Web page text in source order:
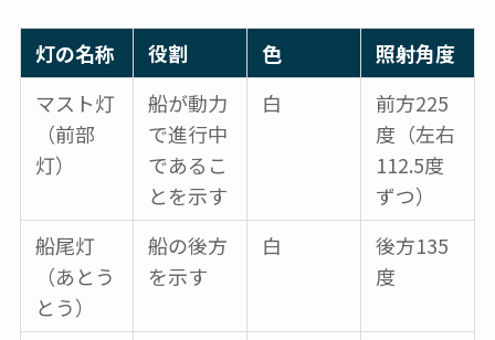
灯の名称 役割 色
照射角度
マスト灯
（前部
灯）
船が動力
で進行中
であるこ
とを示す
白
前方225
度（左右
112.5度
ずつ）
船尾灯
（あとう
とう）
船の後方
を示す
白
後方135
度